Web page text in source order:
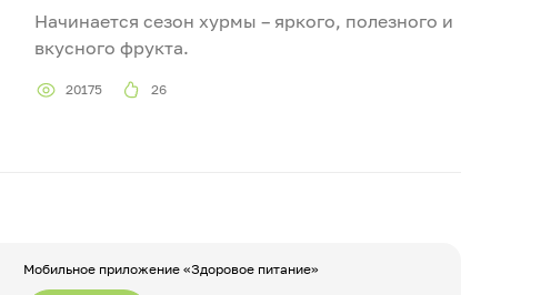
Начинается сезон хурмы – яркого, полезного и
вкусного фрукта.
20175 26
Мобильное приложение «Здоровое питание»